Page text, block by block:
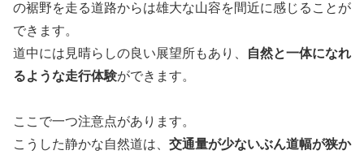
の裾野を走る道路からは雄大な山容を間近に感じることが
できます。
道中には見晴らしの良い展望所もあり、
自然と一体になれ
るような走行体験ができます。
ここで一つ注意点があります。
こうした静かな自然道は、 交通量が少ないぶん道幅が狭か